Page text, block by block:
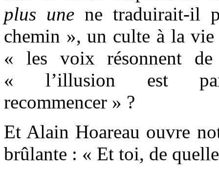
plus unene traduirait-il
chemin », un culte à la
« les voix résonnent
« l’illusion est
recommencer » ?
Et Alain Hoareau ouvre
brûlante : « Et toi, de